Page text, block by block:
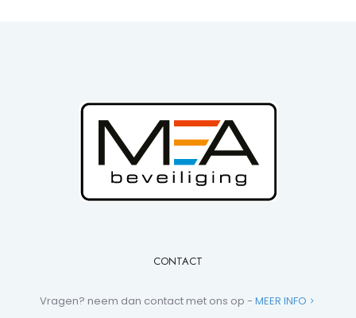
CONTACT
Vragen? neem dan contact met ons op - MEER INFO